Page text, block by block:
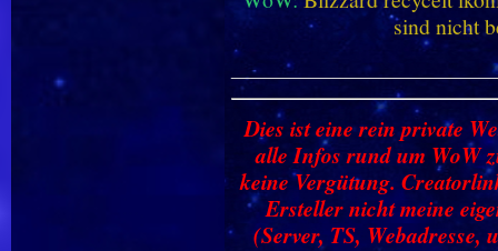
sind nicht
Dies ist eine rein private
alle Infos rund um WoW
keine Vergütung.
Ersteller nicht meine
(Server, TS, Webadresse,